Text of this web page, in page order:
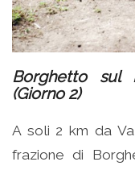
Borghetto sul
(Giorno 2)
A soli 2 km da
frazione di